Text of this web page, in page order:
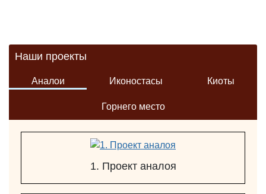
Наши проекты
Аналои
1. Проект аналоя
Иконостасы Киоты
Горнего место